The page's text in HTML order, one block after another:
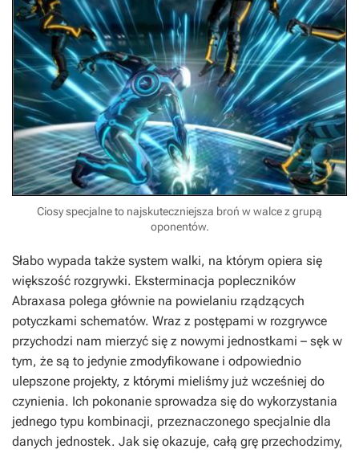
Ciosy specjalne to najskuteczniejsza broń w walce z grupą
oponentów.
Słabo wypada także system walki, na którym opiera się
większość rozgrywki. Eksterminacja popleczników
Abraxasa polega głównie na powielaniu rządzących
potyczkami schematów. Wraz z postępami w rozgrywce
przychodzi nam mierzyć się z nowymi jednostkami – sęk w
tym, że są to jedynie zmodyfikowane i odpowiednio
ulepszone projekty, z którymi mieliśmy już wcześniej do
czynienia. Ich pokonanie sprowadza się do wykorzystania
jednego typu kombinacji, przeznaczonego specjalnie dla
danych jednostek. Jak się okazuje, całą grę przechodzimy,